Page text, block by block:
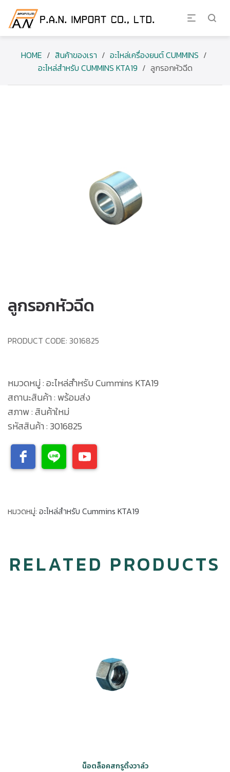
HOME / สินค้าของเรา / อะไหล่เครื่องยนต์ CUMMINS /
อะไหล่สำหรับ CUMMINS KTA19 / ลูกรอกหัวฉีด
ลูกรอกหัวฉีด
PRODUCT CODE: 3016825
หมวดหมู่ : อะไหล่สำหรับ Cummins KTA19
สถานะสินค้า : พร้อมส่ง
สภาพ : สินค้าใหม่
รหัสสินค้า : 3016825
หมวดหมู่: อะไหล่สำหรับ Cummins KTA19
RELATED PRODUCTS
น็อตล็อคสกรูติ้งวาล์ว